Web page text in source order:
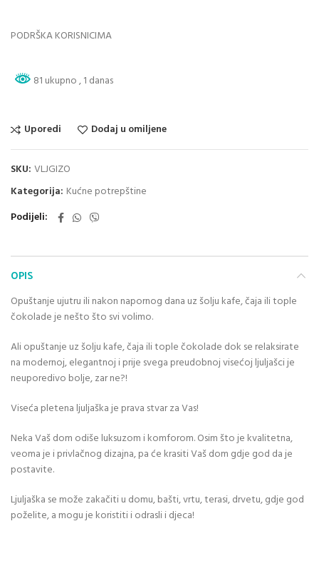
PODRŠKA KORISNICIMA
81 ukupno, 1 danas
Uporedi Dodaj u omiljene
SKU: VLJGIZO
Kategorija: Kućne potrepštine
Podijeli
OPIS
Opuštanje ujutru ili nakon napornog dana uz šolju kafe, čaja ili tople
čokolade je nešto što svi volimo.
Ali opuštanje uz šolju kafe, čaja ili tople čokolade dok se relaksirate
na modernoj, elegantnoj i prije svega preudobnoj visećoj ljuljašci je
neuporedivo bolje, zar ne?!
Viseća pletena ljuljaška je prava stvar za Vas!
Neka Vaš dom odiše luksuzom i komforom. Osim što je kvalitetna,
veoma je i privlačnog dizajna, pa će krasiti Vaš dom gdje god da je
postavite.
Ljuljaška se može zakačiti u domu, bašti, vrtu, terasi, drvetu, gdje god
poželite, a mogu je koristiti i odrasli i djeca!